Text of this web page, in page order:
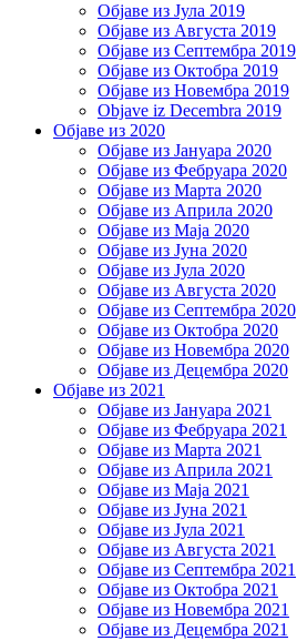
Објаве из Јула 2019
Објаве из Августа 2019
Објаве из Септембра 2019
Објаве из Октобра 2019
Објаве из Новембра 2019
Objave iz Decembra 2019
Објаве из 2020
Објаве из Јануара 2020
Објаве из Фебруара 2020
Објаве из Марта 2020
Објаве из Априла 2020
Објаве из Маја 2020
Објаве из Јуна 2020
Објаве из Јула 2020
Објаве из Августа 2020
Објаве из Септембра 2020
Објаве из Октобра 2020
Објаве из Новембра 2020
Објаве из Децембра 2020
Објаве из 2021
Објаве из Јануара 2021
Објаве из Фебруара 2021
Објаве из Марта 2021
Објаве из Априла 2021
Објаве из Маја 2021
Објаве из Јуна 2021
Објаве из Јула 2021
Објаве из Августа 2021
Објаве из Септембра 2021
Објаве из Октобра 2021
Објаве из Новембра 2021
Објаве из Децембра 2021